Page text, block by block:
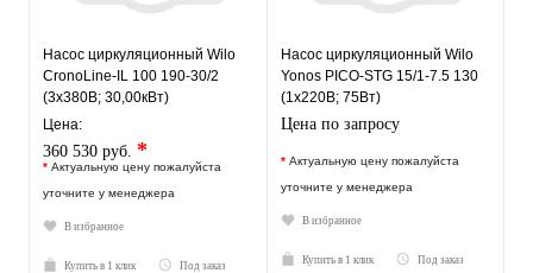
Насос циркуляционный Wilo
CronoLine-IL 100 190-30/2
(3х380В; 30,00кВт)
Цена:
360 530 руб. *
* Актуальную цену пожалуйста
уточните у менеджера
В избранное
Купить в 1 клик Под заказ
Насос циркуляционный Wilo
Yonos PICO-STG 15/1-7.5 130
(1х220В; 75Вт)
Цена по запросу
* Актуальную цену пожалуйста
уточните у менеджера
В избранное
Купить в 1 клик Под заказ